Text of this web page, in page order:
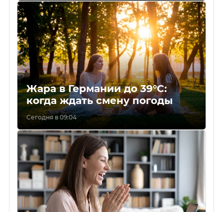
Жара в Германии до 39°C:
когда ждать смену погоды
Сегодня в 09:04